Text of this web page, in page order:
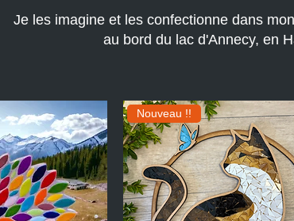
Je les imagine et les confectionne dans
au bord du lac d'Annecy, en
Nouveau !!